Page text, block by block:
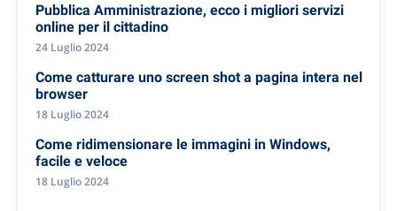
Pubblica Amministrazione, ecco i migliori servizi
online per il cittadino
24 Luglio 2024
Come catturare uno screen shot a pagina intera nel
browser
18 Luglio 2024
Come ridimensionare le immagini in Windows,
facile e veloce
18 Luglio 2024